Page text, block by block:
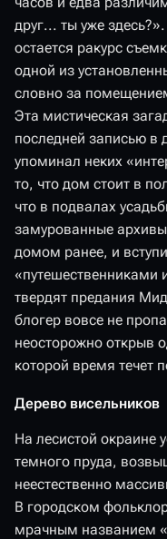
друг... ты уже
остается ракурс
одной из
словно за
Эта мистическая
последней записью в
упоминал неких
то, что дом стоит в
что в подвалах
замурованные
домом ранее, и
«путешественниками
твердят предания
блогер вовсе не
неосторожно открыв
которой время течет
Дерево висельников
На лесистой окраине
темного пруда,
неестественно
В городском
мрачным названием